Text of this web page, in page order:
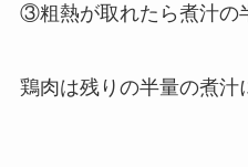
③粗熱が取れたら煮汁の
鶏肉は残りの半量の煮汁